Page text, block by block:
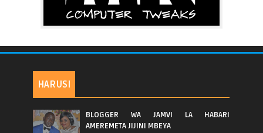
HARUSI
BLOGGER WA JAMVI LA HABARI
AMEREMETA JIJINI MBEYA